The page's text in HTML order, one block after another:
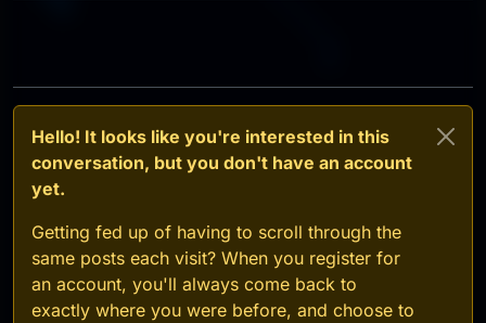
Hello! It looks like you're interested in this
conversation, but you don't have an account
yet.
Getting fed up of having to scroll through the
same posts each visit? When you register for
an account, you'll always come back to
exactly where you were before, and choose to